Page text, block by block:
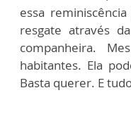
essa
resgate através
companheira.
habitantes. Ela
Basta querer. E